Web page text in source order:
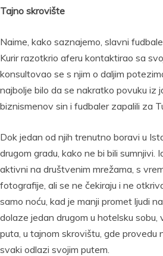
Tajno skrovište
Naime, kako saznajemo, slavni
Kurir razotkrio aferu kontaktirao sa
konsultovao se s njim o daljim
najbolje bilo da se nakratko povuku iz
biznismenov sin i fudbaler zapalili za
Dok jedan od njih trenutno boravi u
drugom gradu, kako ne bi bili sumnjivi.
aktivni na društvenim mrežama, s
fotografije, ali se ne čekiraju i ne
samo noću, kad je manji promet ljudi
dolaze jedan drugom u hotelsku sobu,
puta, u tajnom skrovištu, gde provedu
svaki odlazi svojim putem.